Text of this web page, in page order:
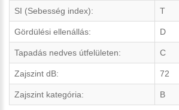
SI (Sebesség index): T
Gördülési ellenállás: D
Tapadás nedves útfelületen: C
Zajszint dB: 72
Zajszint kategória: B